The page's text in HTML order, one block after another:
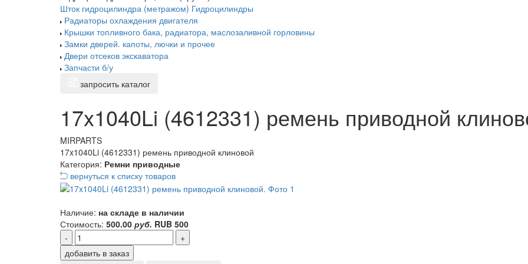
Шток гидроцилиндра (метражом) Гидроцилиндры
Радиаторы охлаждения двигателя
Крышки топливного бака, радиатора, маслозаливной горловины
Замки дверей. капоты, лючки и прочее
Двери отсеков экскаватора
Запчасти б/у
запросить каталог
17x1040Li (4612331) ремень приводной
MIRPARTS
17x1040Li (4612331) ремень приводной клиновой
Категория: Ремни приводные
вернуться к списку товаров
Наличие: на складе в наличии
Стоимость: 500.00 руб. RUB 500
-
+
добавить в заказ